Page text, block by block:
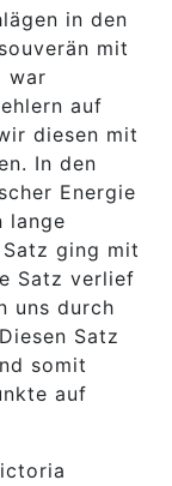
in den
mit
war
auf
diesen mit
In den
Energie
lange
ging mit
Satz verlief
uns durch
Satz
somit
auf